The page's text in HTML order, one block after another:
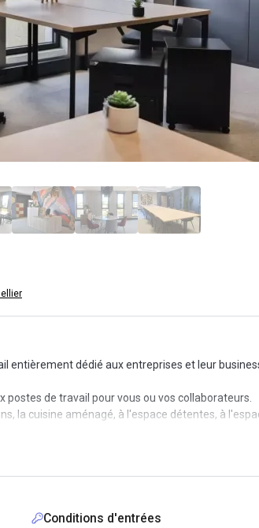
entièrement dédié aux entreprises et leur
de travail pour vous ou vos collaborateurs.
la cuisine aménagé, à l'espace détentes, à
est à disposition pour vous et vos clients.
Conditions d'entrées